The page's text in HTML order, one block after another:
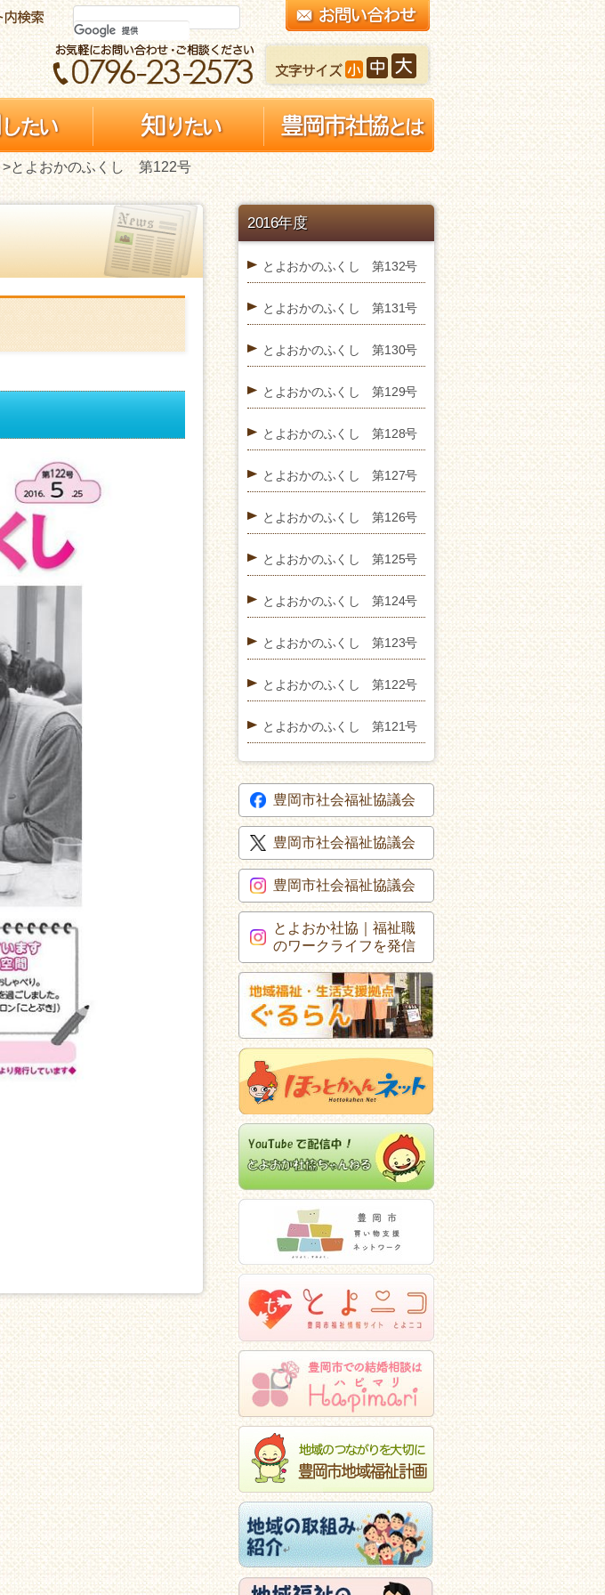
>とよおかのふくし 第122号
2016年度
とよおかのふくし 第132号
とよおかのふくし 第131号
とよおかのふくし 第130号
とよおかのふくし 第129号
とよおかのふくし 第128号
とよおかのふくし 第127号
とよおかのふくし 第126号
とよおかのふくし 第125号
とよおかのふくし 第124号
とよおかのふくし 第123号
とよおかのふくし 第122号
とよおかのふくし 第121号
豊岡市社会福祉協議会
豊岡市社会福祉協議会
豊岡市社会福祉協議会
とよおか社協｜福祉職
のワークライフを発信